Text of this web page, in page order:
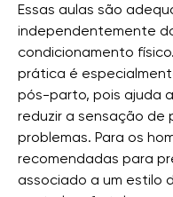
Essas aulas são
independentemente
condicionamento
prática é
pós-parto, pois ajuda
reduzir a sensação de
problemas. Para os
recomendadas para
associado a um estilo